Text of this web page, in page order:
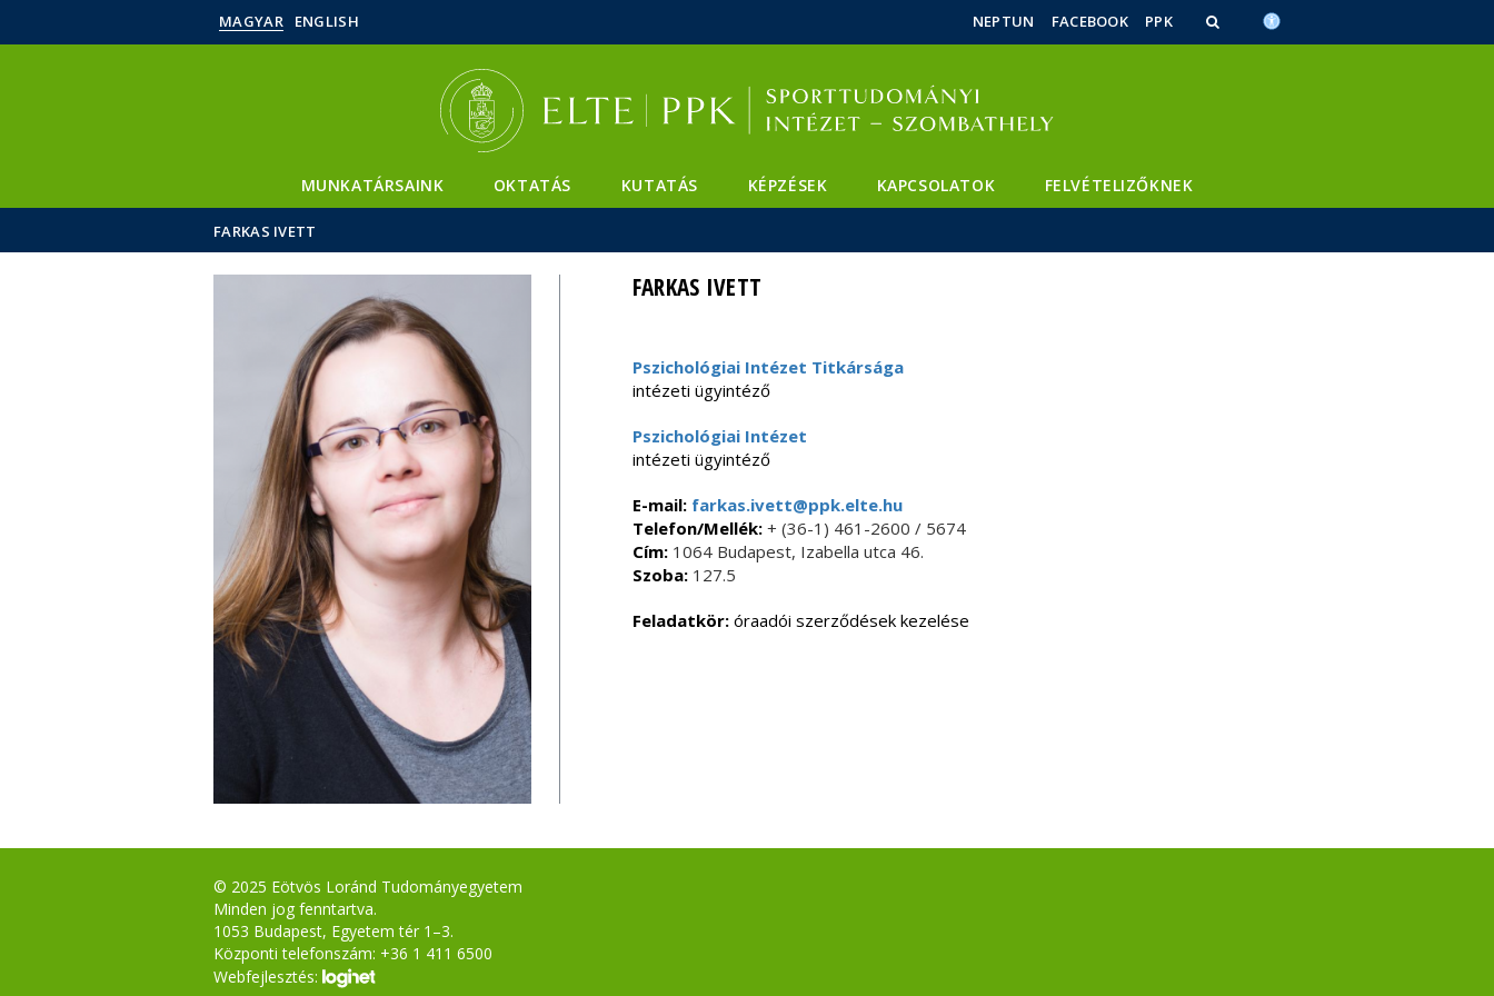
MAGYAR ENGLISH NEPTUN FACEBOOK PPK
MUNKATÁRSAINK OKTATÁS KUTATÁS KÉPZÉSEK KAPCSOLATOK FELVÉTELIZŐKNEK
FARKAS IVETT
FARKAS IVETT
Pszichológiai Intézet Titkársága
intézeti ügyintéző
Pszichológiai Intézet
intézeti ügyintéző
E-mail:farkas.ivett@ppk.elte.hu
Telefon/Mellék:+ (36-1) 461-2600 / 5674
Cím:1064 Budapest, Izabella utca 46.
Szoba:127.5
Feladatkör:óraadói szerződések kezelése
© 2025 Eötvös Loránd Tudományegyetem
Minden jog fenntartva.
1053 Budapest, Egyetem tér 1–3.
Központi telefonszám: +36 1 411 6500
Webfejlesztés: